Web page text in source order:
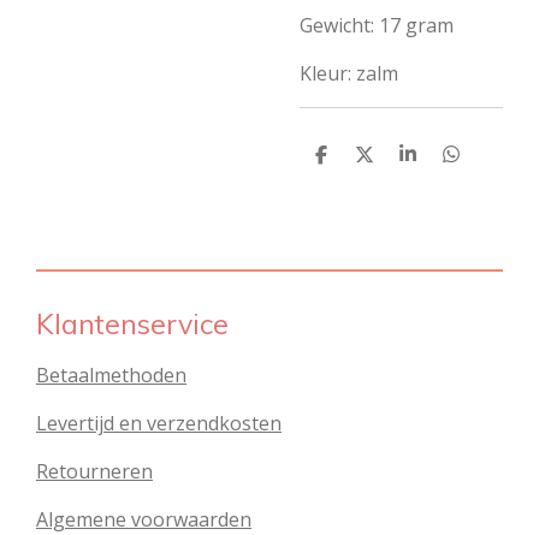
Gewicht: 17 gram
Kleur: zalm
D
D
S
D
Klantenservice
Betaalmethoden
Levertijd en verzendkosten
Retourneren
Algemene voorwaarden